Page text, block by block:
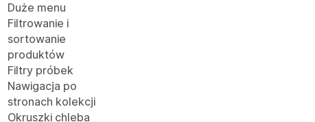
Duże menu
Filtrowanie i
sortowanie
produktów
Filtry próbek
Nawigacja po
stronach kolekcji
Okruszki chleba